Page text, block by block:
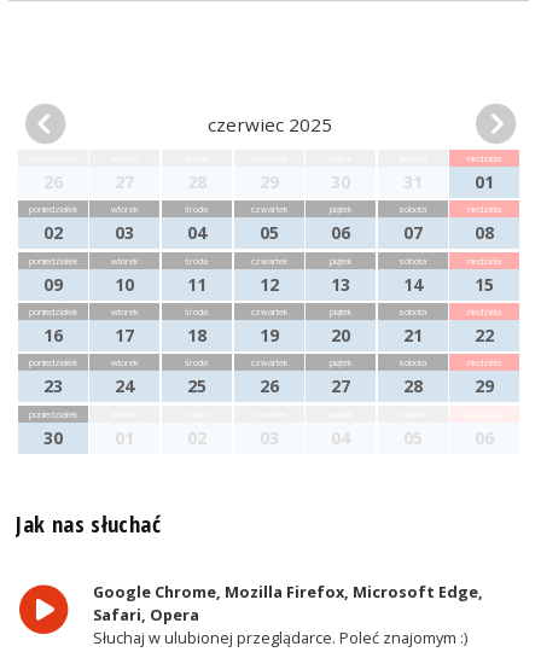
czerwiec 2025
26 27 28 29 30 31
niedziela
01
poniedziałek
02
wtorek
03
środa
04
czwartek
05
piątek
06
sobota
07
niedziela
08
poniedziałek
09
wtorek
10
środa
11
czwartek
12
piątek
13
sobota
14
niedziela
15
poniedziałek
16
wtorek
17
środa
18
czwartek
19
piątek
20
sobota
21
niedziela
22
poniedziałek
23
wtorek
24
środa
25
czwartek
26
piątek
27
sobota
28
niedziela
29
poniedziałek
30 01 02 03 04 05 06
Jak nas słuchać
Google Chrome, Mozilla Firefox, Microsoft Edge,
Safari, Opera
Słuchaj w ulubionej przeglądarce. Poleć znajomym :)